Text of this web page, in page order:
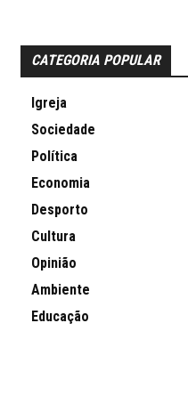
CATEGORIA POPULAR
Igreja
Sociedade
Política
Economia
Desporto
Cultura
Opinião
Ambiente
Educação